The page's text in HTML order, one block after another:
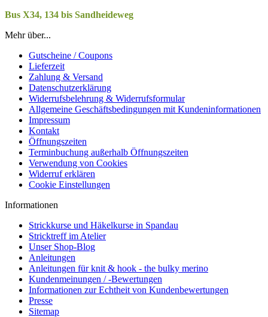
Bus X34, 134 bis Sandheideweg
Mehr über...
Gutscheine / Coupons
Lieferzeit
Zahlung & Versand
Datenschutzerklärung
Widerrufsbelehrung & Widerrufsformular
Allgemeine Geschäftsbedingungen mit Kundeninformationen
Impressum
Kontakt
Öffnungszeiten
Terminbuchung außerhalb Öffnungszeiten
Verwendung von Cookies
Widerruf erklären
Cookie Einstellungen
Informationen
Strickkurse und Häkelkurse in Spandau
Stricktreff im Atelier
Unser Shop-Blog
Anleitungen
Anleitungen für knit & hook - the bulky merino
Kundenmeinungen / -Bewertungen
Informationen zur Echtheit von Kundenbewertungen
Presse
Sitemap